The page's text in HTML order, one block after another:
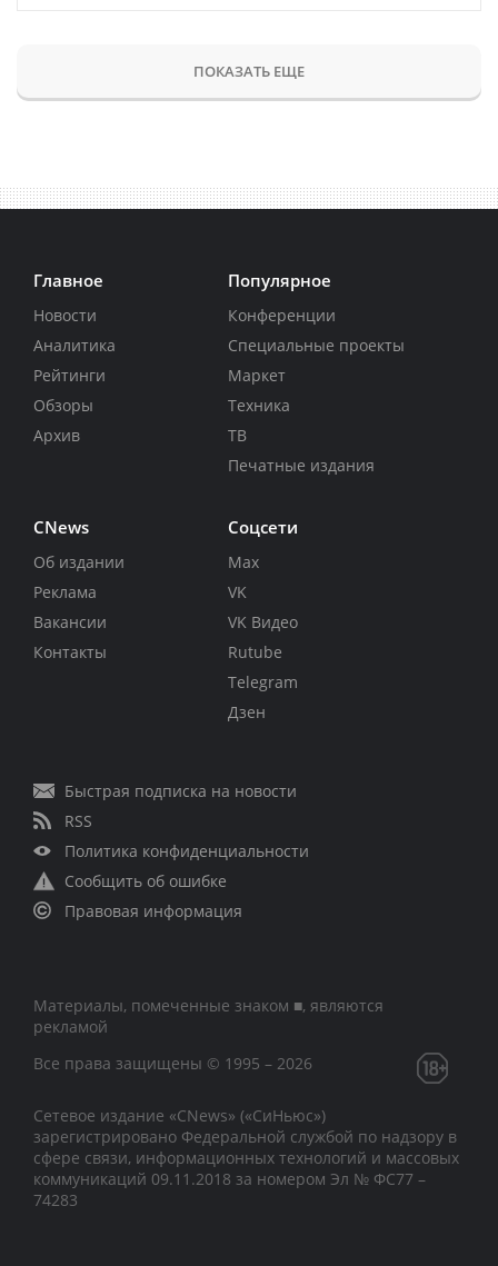
ПОКАЗАТЬ ЕЩЕ
Главное
Новости
Аналитика
Рейтинги
Обзоры
Архив
Популярное
Конференции
Специальные проекты
Маркет
Техника
ТВ
Печатные издания
CNews
Об издании
Реклама
Вакансии
Контакты
Соцсети
Max
VK
VK Видео
Rutube
Telegram
Дзен
Быстрая подписка на новости
RSS
Политика конфиденциальности
Сообщить об ошибке
Правовая информация
Материалы, помеченные знаком ■, являются
рекламой
Все права защищены © 1995 – 2026
Сетевое издание «CNews» («СиНьюс»)
зарегистрировано Федеральной службой по надзору в
сфере связи, информационных технологий и массовых
коммуникаций 09.11.2018 за номером Эл № ФС77 –
74283